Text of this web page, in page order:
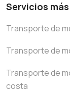
Servicios
Transporte de
Transporte de
Transporte de
costa